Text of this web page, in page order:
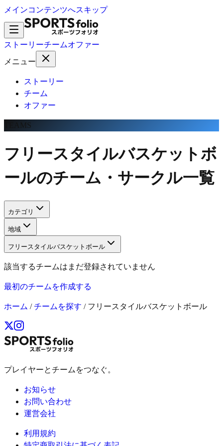
メインコンテンツへスキップ
ストーリーチームオファー
メニュー
ストーリー
チーム
オファー
TEAMS
フリースタイルバスケットボ
ールのチーム・サークル一覧
カテゴリ
地域
フリースタイルバスケットボール
該当するチームはまだ登録されていません
最初のチームを作成する
ホーム /チームを探す / フリースタイルバスケットボール
プレイヤーとチームをつなぐ。
お知らせ
お問い合わせ
運営会社
利用規約